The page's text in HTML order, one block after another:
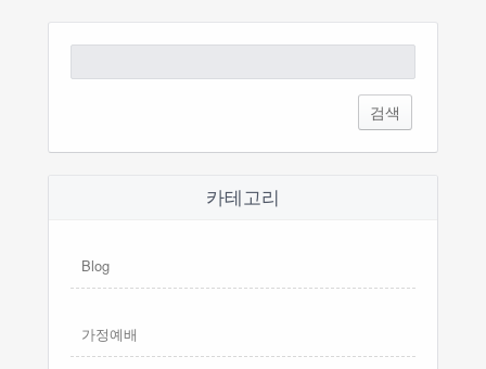
색:
카테고리
Blog
가정예배